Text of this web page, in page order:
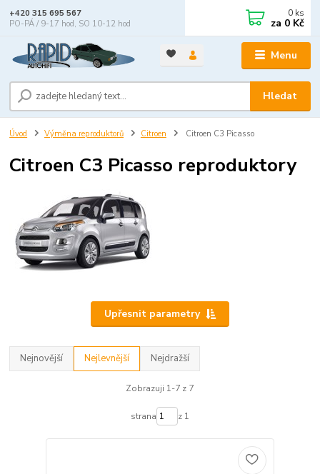
Menu
Hledat
+420 315 695 567
PO-PÁ / 9-17 hod, SO 10-12 hod
0 ks
za 0 Kč
Úvod Výměna reproduktorů Citroen Citroen C3 Picasso
Citroen C3 Picasso reproduktory
Upřesnit parametry
Nejnovější Nejlevnější Nejdražší
Zobrazuji 1-7 z 7
strana z 1